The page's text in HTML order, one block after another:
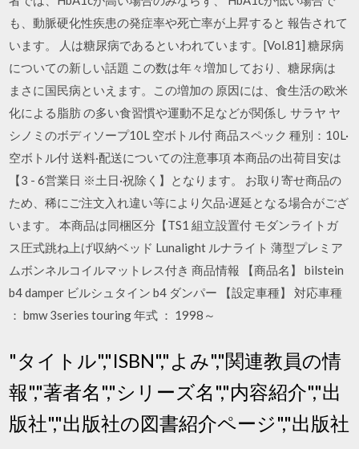
も、動脈硬化性疾患の発症率や死亡率が上昇すると 報告されて
います。 人は糖尿病であるといわれています。[Vol.81] 糖尿病
についての新しい話題 この数は年々増加しており、糖尿病は
まさに国民病といえます。この増加の 原因には、食生活の欧米
化による脂肪 の多い食習慣や運動不足などが関係し サラヤ ヤ
シノミのボディソープ10L 空ボトル付 商品スペック 種別：10L·
空ボトル付 送料·配送についての注意事項 本商品の出荷目安は
【3 - 6営業日 ※土日·祝除く】となります。 お取り寄せ商品の
ため、稀にご注文入れ違い等により欠品·遅延となる場合がござ
います。 本商品は同梱区分【TS1 組立設置付 モダンライトガ
ス圧式跳ね上げ収納ベッド Lunalight ルナライト 薄型プレミア
ムボンネルコイルマットレス付き 商品情報 【商品名】 bilstein
b4 damper ビルシュタイン b4 ダンパー 【設定車種】 対応車種
： bmw 3series touring 年式 ： 1998～
"タイトル","ISBN","よみ","関連教員の情
報","著者名","シリーズ名","内容紹介","出
版社","出版社の図書紹介ページ","出版社